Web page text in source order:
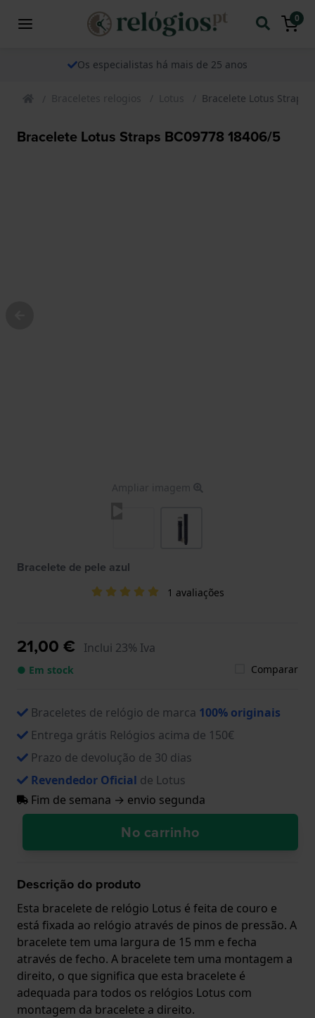
0
Os especialistas há mais de 25 anos
Braceletes relogios Lotus Bracelete Lotus Straps
Bracelete Lotus Straps BC09778 18406/5
Ampliar imagem
Bracelete de pele azul
1 avaliações
21,00 € Inclui 23% Iva
● Em stock Comparar
Braceletes de relógio de marca 100% originais
Entrega grátis Relógios acima de 150€
Prazo de devolução de 30 dias
Revendedor Oficial de Lotus
Fim de semana → envio segunda
No carrinho
Descrição do produto
Esta bracelete de relógio Lotus é feita de couro e
está fixada ao relógio através de pinos de pressão. A
bracelete tem uma largura de 15 mm e fecha
através de fecho. A bracelete tem uma montagem a
direito, o que significa que esta bracelete é
adequada para todos os relógios Lotus com
montagem da bracelete a direito.